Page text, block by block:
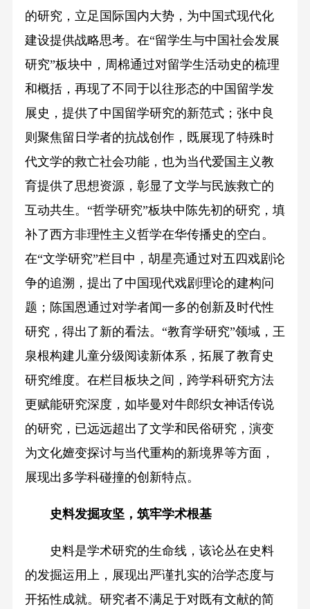
的研究，立足国际国内大势，为中国式现代化
建设提供战略思考。在“留学生与中国社会发展
研究”板块中，周棉通过对留学生活动史的梳理
和概括，再现了不同于以往形态的中国留学发
展史，提供了中国留学研究的新范式；张中良
则聚焦留日学者的抗战创作，既展现了特殊时
代文学的救亡社会功能，也为当代爱国主义教
育提供了思想资源，彰显了文学与民族救亡的
互动共生。“哲学研究”板块中陈先初的研究，填
补了西方非理性主义哲学在华传播史的空白。
在“文学研究”栏目中，胡星亮通过对五四戏剧论
争的追溯，提出了中国现代戏剧理论的建构问
题；陈国恩通过对学者闻一多的创新及时代性
研究，得出了新的看法。“教育学研究”领域，王
泉根构建儿童分级阅读新体系，拓展了教育史
研究维度。在栏目板块之间，跨学科研究方法
更赋能研究深度，如毕曼对牛郎织女神话传说
的研究，已远远超出了文学和民俗研究，演变
为文化嬗变探讨与当代重构的新境界等方面，
展现出多学科碰撞的创新特点。
史料发掘攻坚，筑牢学术根基
史料是学术研究的生命线，该论丛在史料
的发掘运用上，展现出严谨扎实的治学态度与
开拓性成就。研究者不满足于对既有文献的简